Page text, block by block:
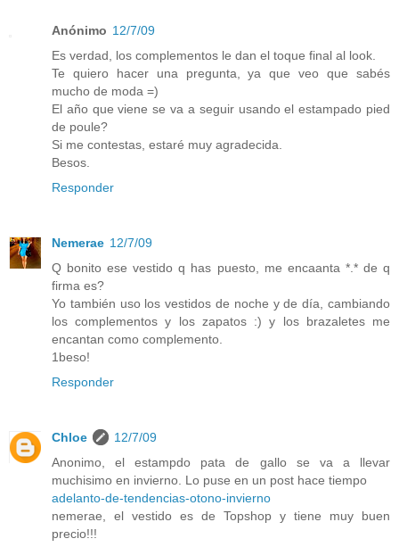
Anónimo 12/7/09
Es verdad, los complementos le dan el toque final al look.
Te quiero hacer una pregunta, ya que veo que sabés
mucho de moda =)
El año que viene se va a seguir usando el estampado pied
de poule?
Si me contestas, estaré muy agradecida.
Besos.
Responder
Nemerae 12/7/09
Q bonito ese vestido q has puesto, me encaanta *.* de q
firma es?
Yo también uso los vestidos de noche y de día, cambiando
los complementos y los zapatos :) y los brazaletes me
encantan como complemento.
1beso!
Responder
Chloe
12/7/09
Anonimo, el estampdo pata de gallo se va a llevar
muchisimo en invierno. Lo puse en un post hace tiempo
adelanto-de-tendencias-otono-invierno
nemerae, el vestido es de Topshop y tiene muy buen
precio!!!